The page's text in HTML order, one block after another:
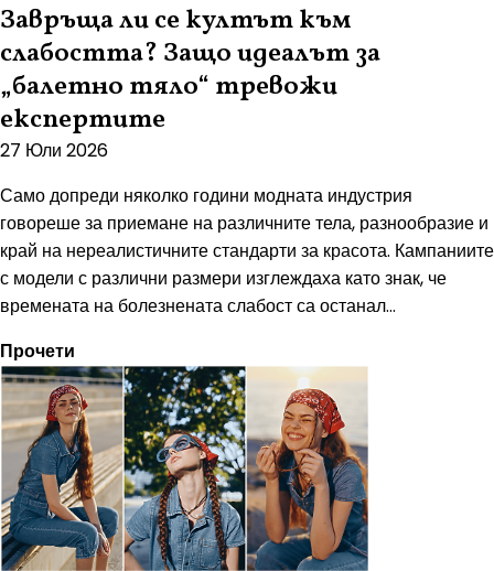
Завръща ли се култът към
слабостта? Защо идеалът за
„балетно тяло“ тревожи
експертите
27 Юли 2026
Само допреди няколко години модната индустрия
говореше за приемане на различните тела, разнообразие и
край на нереалистичните стандарти за красота. Кампаниите
с модели с различни размери изглеждаха като знак, че
времената на болезнената слабост са останал...
Прочети